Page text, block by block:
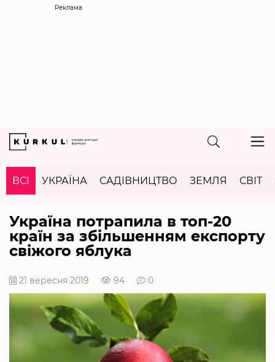
Реклама
ВСІ УКРАЇНА САДІВНИЦТВО ЗЕМЛЯ СВІТ
Україна потрапила в топ-20
країн за збільшенням експорту
свіжого яблука
21 вересня 2019 94 0